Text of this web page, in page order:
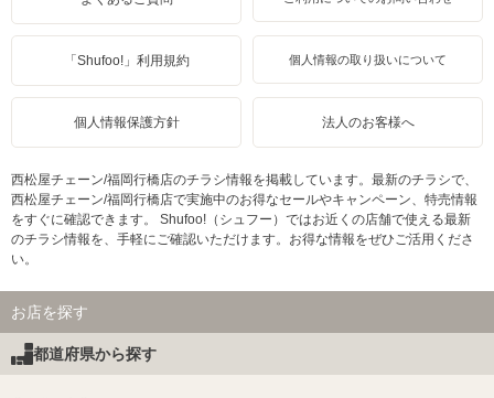
「Shufoo!」利用規約 個人情報の取り扱いについて
個人情報保護方針 法人のお客様へ
西松屋チェーン/福岡行橋店のチラシ情報を掲載しています。最新のチラシで、
西松屋チェーン/福岡行橋店で実施中のお得なセールやキャンペーン、特売情報
をすぐに確認できます。 Shufoo!（シュフー）ではお近くの店舗で使える最新
のチラシ情報を、手軽にご確認いただけます。お得な情報をぜひご活用くださ
い。
お店を探す
都道府県から探す